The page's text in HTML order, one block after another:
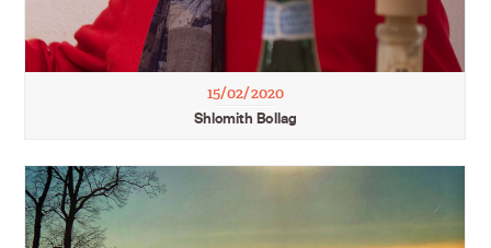
15/02/2020
Shlomith Bollag